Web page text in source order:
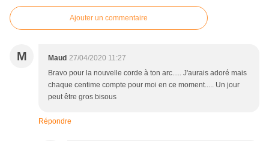
Ajouter un commentaire
M Maud 27/04/2020 11:27
Bravo pour la nouvelle corde à ton arc..... J'aurais adoré mais
chaque centime compte pour moi en ce moment..... Un jour
peut être gros bisous
Répondre